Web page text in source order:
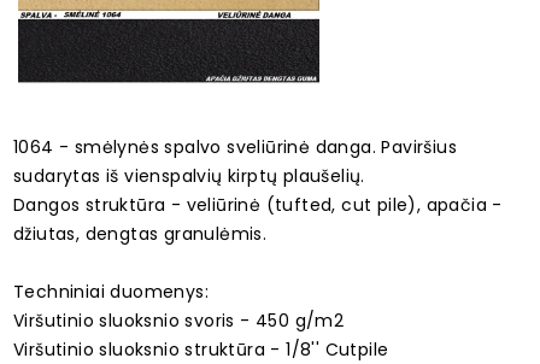
1064 - smėlynės spalvo sveliūrinė danga. Paviršius
sudarytas iš vienspalvių kirptų plaušelių.
Dangos struktūra - veliūrinė (tufted, cut pile), apačia -
džiutas, dengtas granulėmis.
Techniniai duomenys:
Viršutinio sluoksnio svoris - 450 g/m2
Viršutinio sluoksnio struktūra - 1/8'' Cutpile